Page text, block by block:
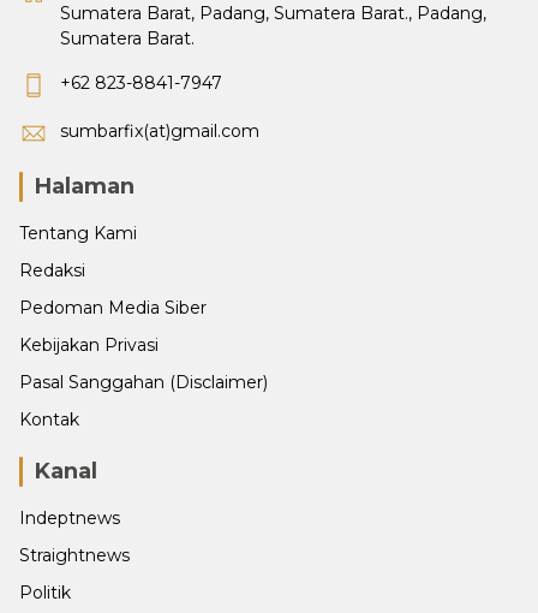
Sumatera Barat, Padang, Sumatera Barat., Padang,
Sumatera Barat.
+62 823-8841-7947
sumbarfix(at)gmail.com
Halaman
Tentang Kami
Redaksi
Pedoman Media Siber
Kebijakan Privasi
Pasal Sanggahan (Disclaimer)
Kontak
Kanal
Indeptnews
Straightnews
Politik